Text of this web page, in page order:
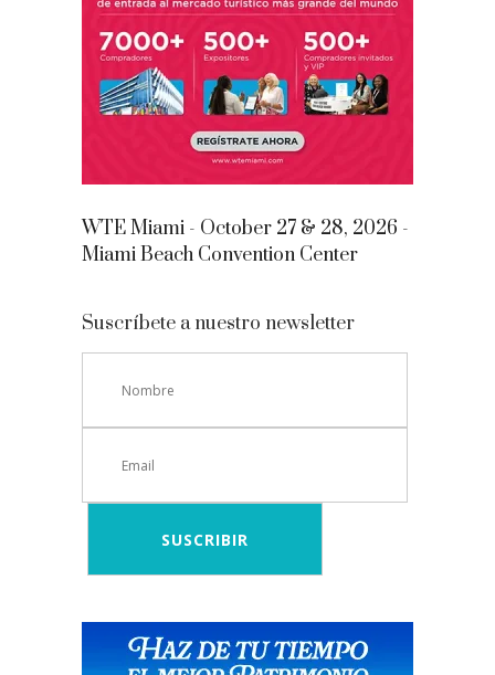
WTE Miami - October 27 & 28, 2026 -
Miami Beach Convention Center
Suscríbete a nuestro newsletter